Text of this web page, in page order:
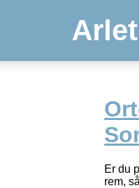
Arlet
Er du
rem,